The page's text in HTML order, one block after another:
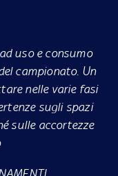
uso e consumo
campionato. Un
nelle varie fasi
sugli spazi
sulle accortezze